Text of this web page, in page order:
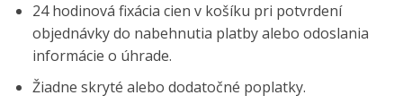
24 hodinová fixácia cien v košíku pri potvrdení
objednávky do nabehnutia platby alebo odoslania
informácie o úhrade.
Žiadne skryté alebo dodatočné poplatky.